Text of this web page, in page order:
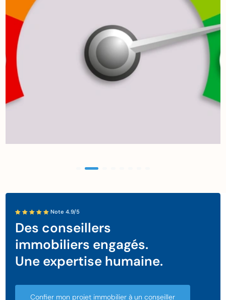
Note 4.9/5
Des conseillers
immobiliers engagés.
Une expertise humaine.
Confier mon projet immobilier à un conseiller